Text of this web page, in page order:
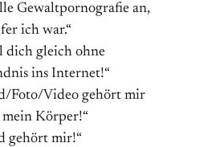
Gewaltpornografie an,
ich war.“
dich gleich ohne
ins Internet!“
Foto/Video gehört mir
mein Körper!“
gehört mir!“